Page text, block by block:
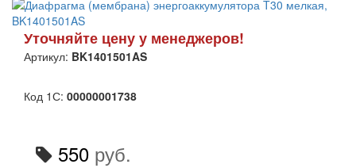
Уточняйте цену у менеджеров!
Артикул: BK1401501AS
Код 1С: 00000001738
550 руб.